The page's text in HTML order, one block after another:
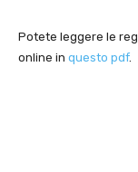
Potete leggere le
online in questo pdf.